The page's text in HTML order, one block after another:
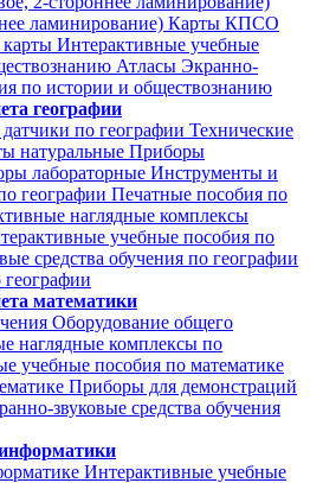
ламинирование) Карты КПСО
Интерактивные учебные
Атласы Экранно-
по истории и обществознанию
географии
по географии Технические
натуральные Приборы
лабораторные Инструменты и
географии Печатные пособия по
наглядные комплексы
учебные пособия по
средства обучения по географии
математики
Оборудование общего
наглядные комплексы по
учебные пособия по математике
Приборы для демонстраций
звуковые средства обучения
Интерактивные учебные